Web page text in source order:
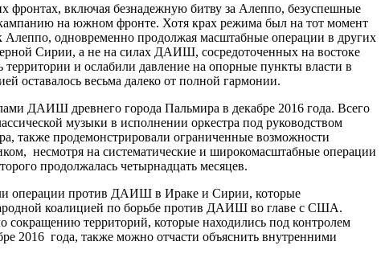
фронтах, включая безнадежную битву за Алеппо, безуспешные
на южном фронте. Хотя крах режима был на тот момент
Алеппо, одновременно продолжая масштабные операции в других
Сирии, а не на силах ДАИШ, сосредоточенных на востоке
и ослабили давление на опорные пункты власти в
оставалось весьма далеко от полной гармонии.
ДАИШ древнего города Пальмира в декабре 2016 года. Всего
музыки в исполнении оркестра под руководством
также продемонстрировали ограниченные возможности
несмотря на систематические и широкомасштабные операции
продолжалась четырнадцать месяцев.
операции против ДАИШ в Ираке и Сирии, которые
коалицией по борьбе против ДАИШ во главе с США.
территорий, которые находились под контролем
2016 года, также можно отчасти объяснить внутренними